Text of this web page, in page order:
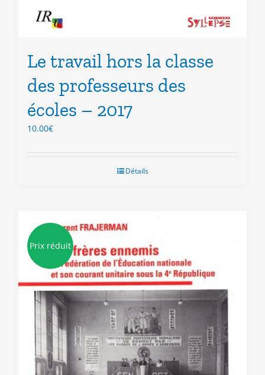
Le travail hors la classe
des professeurs des
écoles – 2017
10.00€
Détails
Prix réduit